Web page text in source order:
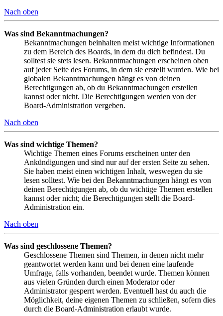
Nach oben
Was sind Bekanntmachungen?
Bekanntmachungen beinhalten meist wichtige Informationen
zu dem Bereich des Boards, in dem du dich befindest. Du
solltest sie stets lesen. Bekanntmachungen erscheinen oben
auf jeder Seite des Forums, in dem sie erstellt wurden. Wie bei
globalen Bekanntmachungen hängt es von deinen
Berechtigungen ab, ob du Bekanntmachungen erstellen
kannst oder nicht. Die Berechtigungen werden von der
Board-Administration vergeben.
Nach oben
Was sind wichtige Themen?
Wichtige Themen eines Forums erscheinen unter den
Ankündigungen und sind nur auf der ersten Seite zu sehen.
Sie haben meist einen wichtigen Inhalt, weswegen du sie
lesen solltest. Wie bei den Bekanntmachungen hängt es von
deinen Berechtigungen ab, ob du wichtige Themen erstellen
kannst oder nicht; die Berechtigungen stellt die Board-
Administration ein.
Nach oben
Was sind geschlossene Themen?
Geschlossene Themen sind Themen, in denen nicht mehr
geantwortet werden kann und bei denen eine laufende
Umfrage, falls vorhanden, beendet wurde. Themen können
aus vielen Gründen durch einen Moderator oder
Administrator gesperrt werden. Eventuell hast du auch die
Möglichkeit, deine eigenen Themen zu schließen, sofern dies
durch die Board-Administration erlaubt wurde.